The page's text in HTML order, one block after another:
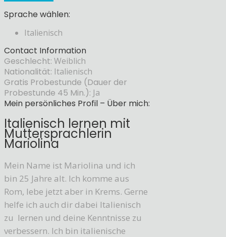
Sprache wählen:
Italienisch
Contact Information
Geschlecht: Weiblich
Nationalität: Italienisch
Gratis Probestunde (Dauer der
Probestunde 45 Min.): Ja
Mein persönliches Profil – Über mich:
Italienisch lernen mit
Muttersprachlerin
Mariolina
Mein Name ist Mariolina und ich
bin 25 Jahre alt. Ich komme aus
Rom, lebe jetzt aber in Krems. Gerne
helfe ich auch dir dabei Italienisch
zu lernen und deine Kenntnisse zu
verbessern. Ich bin italienische